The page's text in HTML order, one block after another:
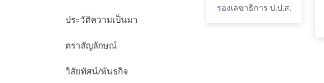
ประวัติความเป็นมา
ตราสัญลักษณ์
วิสัยทัศน์/พันธกิจ
รองเลขาธิการ ป.ป.ส.